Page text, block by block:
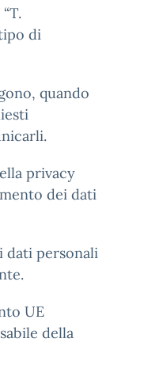
di
quando
privacy
dei dati
dati personali
UE
della